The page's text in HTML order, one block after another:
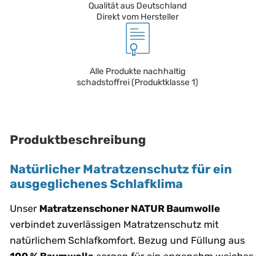
Qualität aus Deutschland
Direkt vom Hersteller
Alle Produkte nachhaltig
schadstoffrei (Produktklasse 1)
Produktbeschreibung
Natürlicher Matratzenschutz für ein
ausgeglichenes Schlafklima
Unser Matratzenschoner NATUR Baumwolle
verbindet zuverlässigen Matratzenschutz mit
natürlichem Schlafkomfort. Bezug und Füllung aus